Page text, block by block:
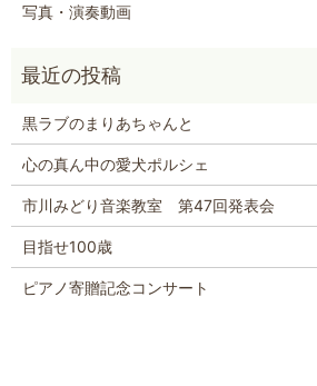
写真・演奏動画
黒ラブのまりあちゃんと
心の真ん中の愛犬ポルシェ
市川みどり音楽教室 第47回発表会
目指せ100歳
ピアノ寄贈記念コンサート